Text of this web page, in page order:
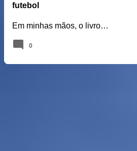
futebol
Em minhas mãos, o livro…
0